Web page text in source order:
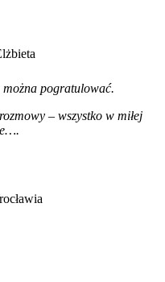
pogratulować.
– wszystko w miłej
.